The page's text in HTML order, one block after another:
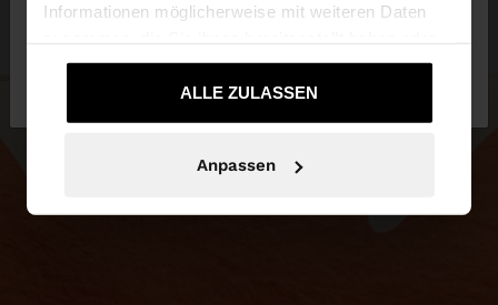
Informationen möglicherweise mit weiteren Daten
die sie im Rahmen Ihrer Nutzung der Dienste
gesammelt haben.ALLE ZULASSEN
Anpassen
Ja, bringen Sie mich zu
United States